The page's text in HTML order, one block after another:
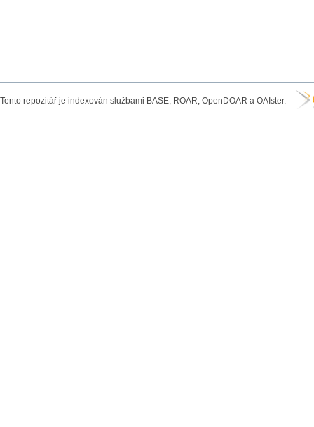
Tento repozitář je indexován službami BASE, ROAR, OpenDOAR a OAIster.